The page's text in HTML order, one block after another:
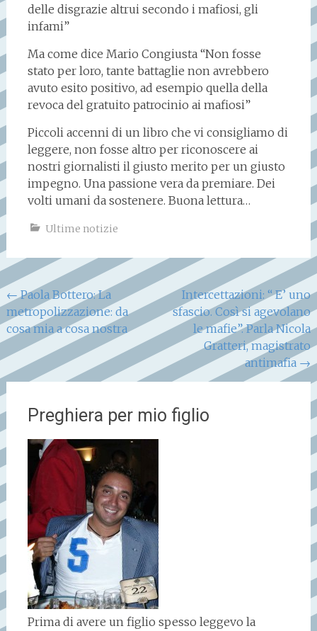
delle disgrazie altrui secondo i mafiosi, gli
infami”
Ma come dice Mario Congiusta “Non fosse
stato per loro, tante battaglie non avrebbero
avuto esito positivo, ad esempio quella della
revoca del gratuito patrocinio ai mafiosi”
Piccoli accenni di un libro che vi consigliamo di
leggere, non fosse altro per riconoscere ai
nostri giornalisti il giusto merito per un giusto
impegno. Una passione vera da premiare. Dei
volti umani da sostenere. Buona lettura…
Ultime notizie
Navigazione
articoli
←Paola Bottero: La
metropolizzazione: da
cosa mia a cosa nostra
Intercettazioni: “ E’ uno
sfascio. Così si agevolano
le mafie”. Parla Nicola
Gratteri, magistrato
antimafia →
Preghiera per mio figlio
Prima di avere un figlio spesso leggevo la